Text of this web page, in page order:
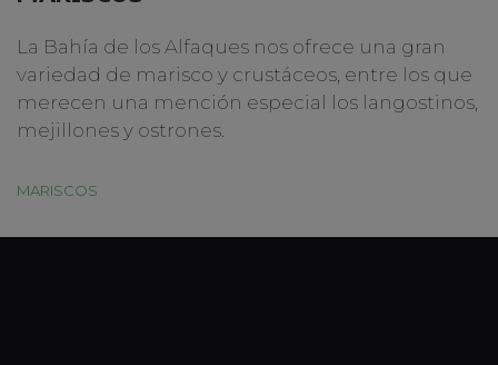
La Bahía de los Alfaques nos ofrece una gran
variedad de marisco y crustáceos, entre los que
merecen una mención especial los langostinos,
mejillones y ostrones.
MARISCOS